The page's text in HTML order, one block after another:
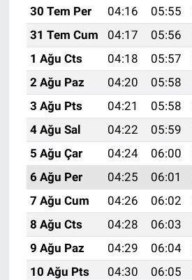
30 Tem Per
04:16 05:55
31 Tem Cum
04:17 05:56
1 Ağu Cts
04:18 05:57
2 Ağu Paz
04:20 05:58
3 Ağu Pts
04:21 05:58
4 Ağu Sal
04:22 05:59
5 Ağu Çar
04:24 06:00
6 Ağu Per
04:25 06:01
7 Ağu Cum
04:26 06:02
8 Ağu Cts
04:28 06:03
9 Ağu Paz
04:29 06:04
10 Ağu Pts
04:30 06:05